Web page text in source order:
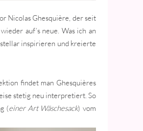
Nicolas Ghesquière, der seit
auf’s neue. Was ich an
inspirieren und kreierte
findet man Ghesquières
stetig neu interpretiert. So
(einer Art Wäschesack) vom